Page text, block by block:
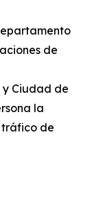
de
y Ciudad de
la
de